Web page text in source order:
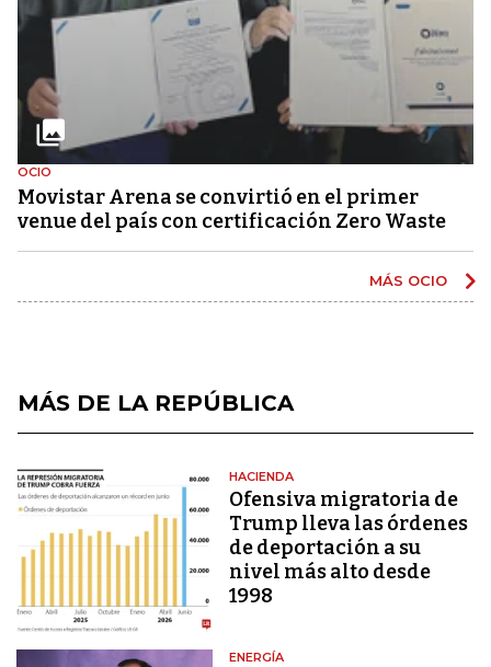
OCIO
Movistar Arena se convirtió en el primer
venue del país con certificación Zero Waste
MÁS OCIO
MÁS DE LA REPÚBLICA
HACIENDA
Ofensiva migratoria de
Trump lleva las órdenes
de deportación a su
nivel más alto desde
1998
ENERGÍA